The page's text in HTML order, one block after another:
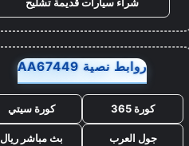
روابط نصية AA67449
كورة 365 كورة سيتي
جول العرب
بث مباشر ريال